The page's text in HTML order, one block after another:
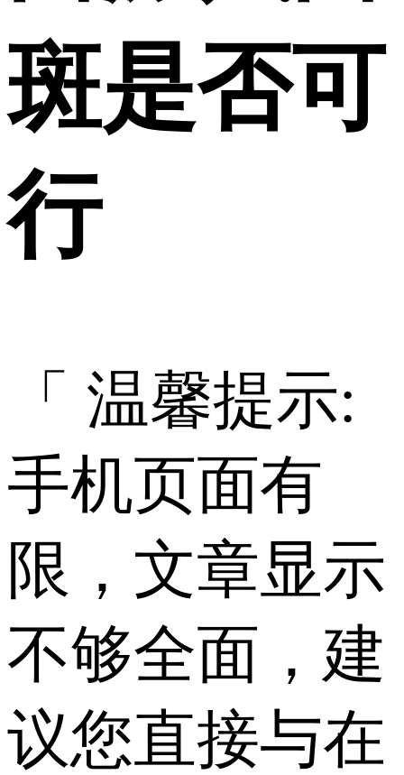
斑是否可
行
「 温馨提示:
手机页面有
限，文章显示
不够全面，建
议您直接与在